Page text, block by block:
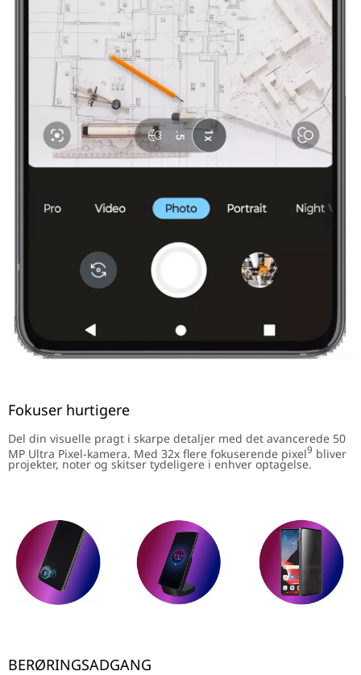
Fokuser hurtigere
Del din visuelle pragt i skarpe detaljer med det avancerede 50
MP Ultra Pixel-kamera. Med 32x flere fokuserende pixel9 bliver
projekter, noter og skitser tydeligere i enhver optagelse.
BERØRINGSADGANG